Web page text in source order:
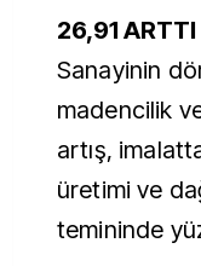
26,91 ARTTI
Sanayinin
madencilik
artış,
üretimi ve
temininde